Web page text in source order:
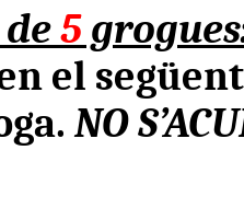
5
el
NO